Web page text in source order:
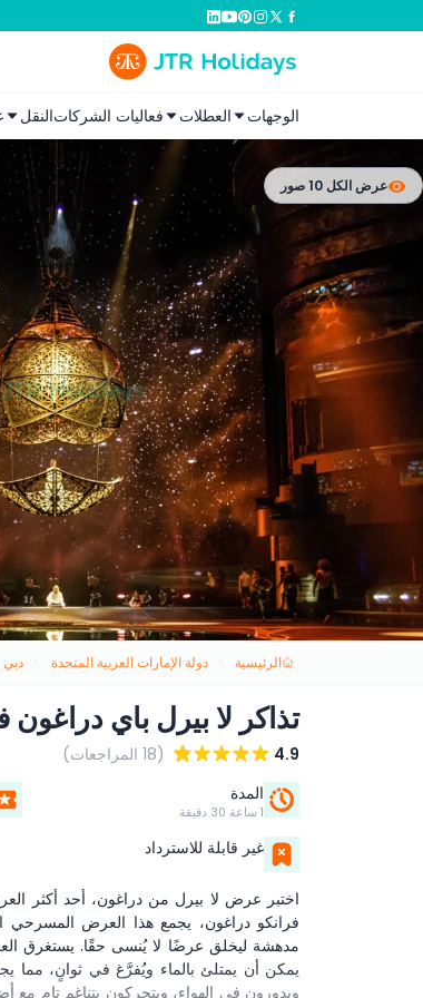
الوجهات العطلات فعاليات الشركاتالنقل
عرض الكل 10 صور
الرئيسية دولة الإمارات العربية المتحدة دبي
تذاكر لا بيرل باي
4.9
(18 المراجعات)
المدة
1 ساعة 30 دقيقة
غير قابلة للاسترداد
اختبر عرض لا بيرل من دراغون، أحد أكثر
فرانكو دراغون، يجمع هذا العرض المسرحي
يمكن أن يمتلئ بالماء ويُفرَّغ في ثوانٍ،
ويدورون في الهواء، ويتحركون بتناغم تام مع